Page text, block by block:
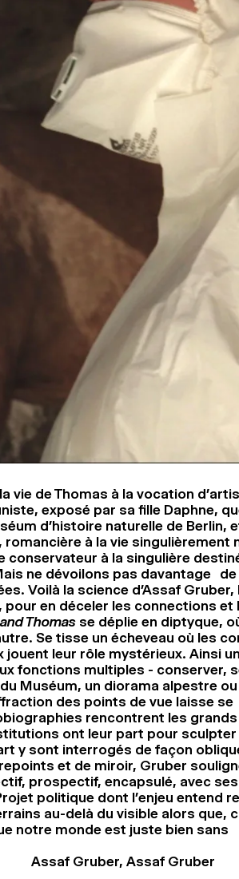
vie de Thomas à la vocation
exposé par sa fille Daphne,
d’histoire naturelle de Berlin,
à la vie singulièrement
conservateur à la singulière
ne dévoilons pas davantage
Voilà la science d’Assaf Gruber,
en déceler les connections et
Thomasse déplie en diptyque,
Se tisse un écheveau où les
leur rôle mystérieux. Ainsi
fonctions multiples - conserver,
Muséum, un diorama alpestre
des points de vue laisse se
rencontrent les grands
ont leur part pour sculpter
y sont interrogés de façon
et de miroir, Gruber
prospectif, encapsulé, avec ses
politique dont l’enjeu entend
au-delà du visible alors que,
notre monde est juste bien sans
Assaf Gruber, Assaf Gruber